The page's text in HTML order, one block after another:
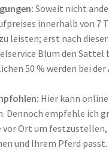
Soweit nicht
innerhalb von 7
leisten; erst nach
Blum den Sattel
50 % werden bei
Hier kann
Dennoch empfehle ich
Ort um festzustellen,
und Ihrem Pferd passt.